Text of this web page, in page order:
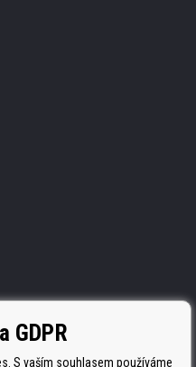
GDPR
S vaším souhlasem používáme